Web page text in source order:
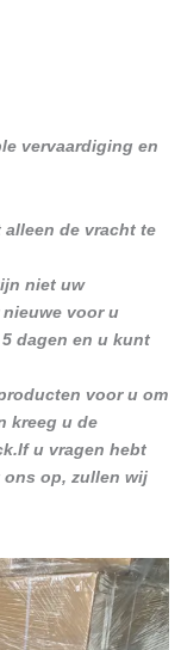
vervaardiging en
alleen de vracht te
niet uw
voor u
dagen en u kunt
voor u om
kreeg u de
u vragen hebt
ons op, zullen wij